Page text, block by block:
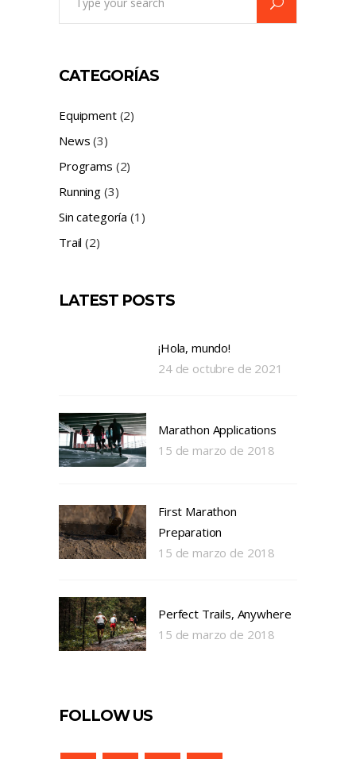
CATEGORÍAS
Equipment(2)
News (3)
Programs (2)
Running(3)
Sin categoría (1)
Trail (2)
LATEST POSTS
¡Hola, mundo!
24 de octubre de 2021
Marathon Applications
15 de marzo de 2018
First Marathon
Preparation
15 de marzo de 2018
Perfect Trails, Anywhere
15 de marzo de 2018
FOLLOW US